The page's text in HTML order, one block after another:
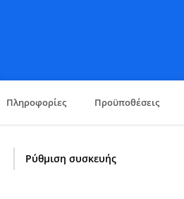
Πληροφορίες Προϋποθέσεις
Ρύθμιση συσκευής